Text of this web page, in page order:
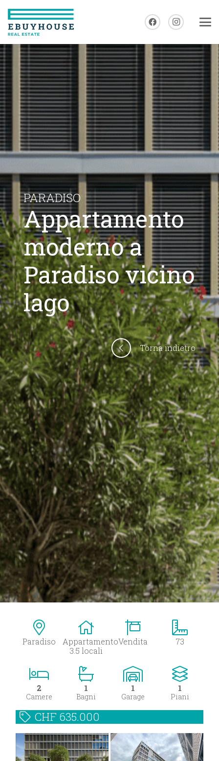
PARADISO
Appartamento
moderno a
Paradiso vicino
lago
Torna indietro
Paradiso
Appartamento
3.5 locali
Vendita 73
2
Camere
1
Bagni
1
Garage
1
Piani
CHF 635.000